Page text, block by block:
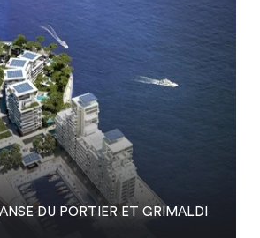
DU PORTIER ET GRIMALDI